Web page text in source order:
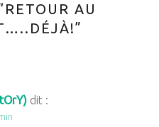
RETOUR AU
”
dit :